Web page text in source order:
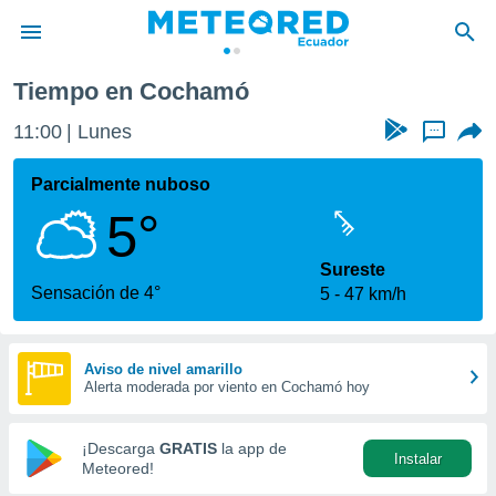
de
ha
que se
calidad.
a este
las
forma
digital
basada
Tiempo en Cochamó
11:00 Lunes ...
Parcialmente nuboso
5°
Sensación de 4°
Sureste
5
47 km/h
Aviso de nivel amarillo
Alerta moderada por viento en Cochamó hoy
¡Descarga GRATIS la app de
Meteored!
Instalar